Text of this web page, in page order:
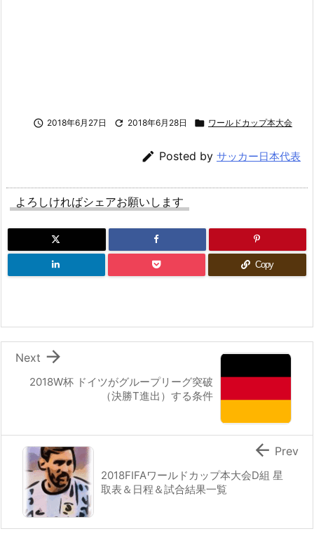
 2018年6月27日  2018年6月28日  ワールドカップ本大会
 Posted by サッカー日本代表
よろしければシェアお願いします
Copy
2018W杯 ドイツがグループリーグ突破
（決勝T進出）する条件

Next
2018FIFAワールドカップ本大会D組 星
取表＆日程＆試合結果一覧
 Prev